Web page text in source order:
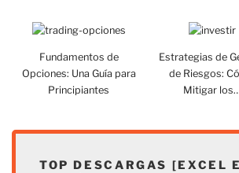
Fundamentos de
Opciones: Una Guía para
Principiantes
Estrategias de
de Riesgos:
Mitigar
TOP DESCARGAS [EXCEL